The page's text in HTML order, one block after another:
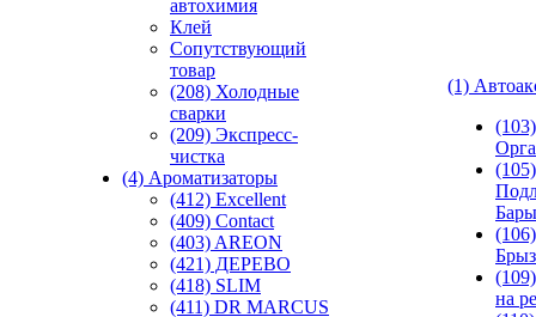
автохимия
Клей
Сопутствующий
товар
(208) Холодные
сварки
(209) Экспреcс-
чистка
(4) Ароматизаторы
(412) Excellent
(409) Contact
(403) AREON
(421) ДЕРЕВО
(418) SLIM
(411) DR MARCUS
(1)
(105)
Бары
(106)
на